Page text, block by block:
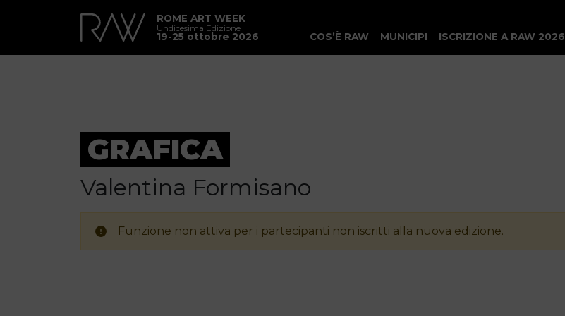
ROME ART WEEK
Undicesima Edizione
19-25 ottobre 2026
COS’È RAW
MUNICIPI ISCRIZIONE A RAW 2026
GRAFICA
Valentina Formisano
Funzione non attiva per i partecipanti non iscritti alla nuova edizione.